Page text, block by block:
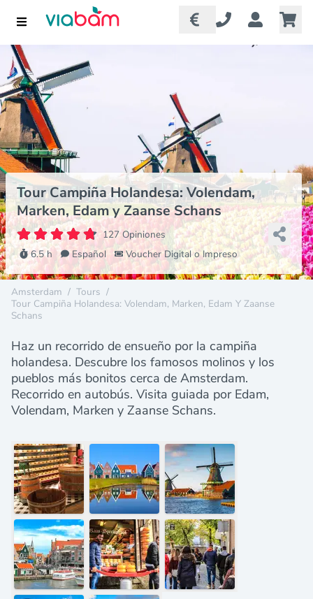
Tour Campiña Holandesa: Volendam,
Marken, Edam y Zaanse Schans
127 Opiniones
6.5 h
Español Voucher Digital o Impreso
Amsterdam / Tours /
Tour Campiña Holandesa: Volendam, Marken, Edam Y Zaanse
Schans
Haz un recorrido de ensueño por la campiña
holandesa. Descubre los famosos molinos y los
pueblos más bonitos cerca de Amsterdam.
Recorrido en autobús. Visita guiada por Edam,
Volendam, Marken y Zaanse Schans.